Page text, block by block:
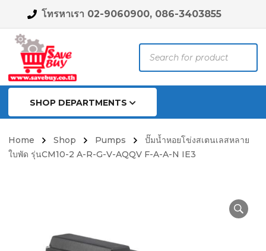
โทรหาเรา 02-9060900, 086-3403855
search
SHOP DEPARTMENTS
Home Shop Pumps
ปั๊มน้ำหอยโข่งสเตนเลสหลาย
ใบพัด รุ่นCM10-2 A-R-G-V-AQQV F-A-A-N IE3